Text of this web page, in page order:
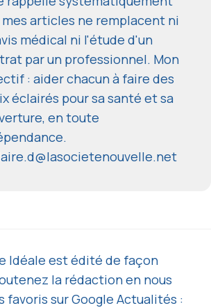
mes articles ne remplacent ni
médical ni l'étude d'un
par un professionnel. Mon
: aider chacun à faire des
éclairés pour sa santé et sa
en toute
Idéale est édité de façon
la rédaction en nous
favoris sur Google Actualités :